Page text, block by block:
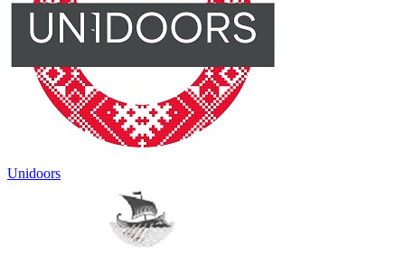
Unidoors